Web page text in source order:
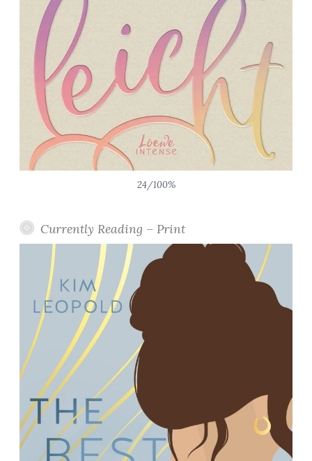
24/100%
Currently Reading – Print